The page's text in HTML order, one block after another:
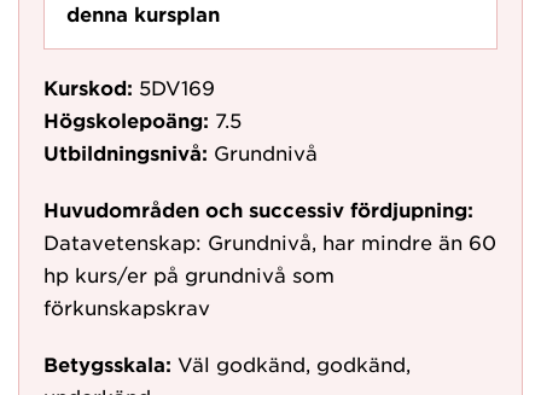
denna kursplan
Kurskod: 5DV169
Högskolepoäng: 7.5
Utbildningsnivå: Grundnivå
Huvudområden och successiv fördjupning:
Datavetenskap: Grundnivå, har mindre än 60
hp kurs/er på grundnivå som
förkunskapskrav
Betygsskala: Väl godkänd, godkänd,